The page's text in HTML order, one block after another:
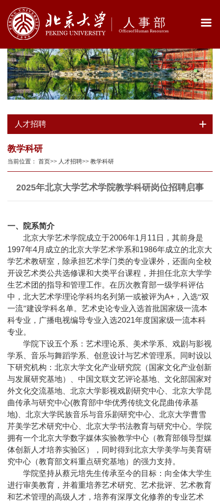
人才招聘
教学科研
当前位置： 首页>> 人才招聘>> 教学科研
2025年北京大学艺术学院教学科研岗位招聘启事
一、院系简介
北京大学艺术学院成立于2006年1 月 11 日，其前身是
1997年4月成立的北京大学艺术学系和1986年成立的北京大
学艺术教研室，除承担艺术学门类的专业课外，还面向全校
开设艺术类公共选修课和大类平台课程，并担任北京大学学
生艺术团的指导和管理工作。在历次教育部一级学科评估
中，北大艺术学理论学科均名列第一或被评为A+ ，入选“双
一流”建设学科名单。艺术史论专业入选首批国家级一流本
科专业，广播电视编导专业入选2021年度国家级一流本科
专业。
学院下设五个系：艺术理论系、美术学系、戏剧与影视
学系、音乐与舞蹈学系、创意设计与艺术管理系。同时设以
下研究机构：北京大学文化产业研究院（国家文化产业创新
与发展研究基地）、中国文联文艺评论基地、文化部国家对
外文化交流基地、北京大学影视戏剧研究中心、北京大学昆
曲传承与研究中心(教育部中华优秀传统文化昆曲传承基
地) 、北京大学民族音乐与音乐剧研究中心、北京大学曹雪
芹美学艺术研究中心、北京大学书法教育与研究中心。学院
拥有一个北京大学数字媒体实验教学中心（教育部领导型媒
体创新人才培养实验区），同时得到北京大学美学与美育研
究中心（教育部文科重点研究基地）的强力支持。
学院坚持从蔡元培先生传承至今的目标：向全体大学生
进行审美教育，并着重培养艺术研究、艺术批评、艺术教育
和艺术管理的高级人才，培养有深厚文化修养的专业艺术